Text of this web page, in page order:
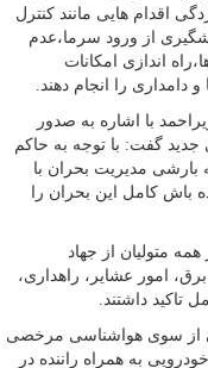
اقدام هایی مانند کنترل
از ورود سرما،عدم
اندازی امکانات
دامداری را انجام دهند.
با اشاره به صدور
گفت: با توجه به حاکم
بارشی مدیریت بحران با
باش کامل این بحران را
متولیان از جهاد
امور عشایر، راهداری،
تاکید داشتند.
از سوی هواشناسی مرخصی
به همراه راننده در